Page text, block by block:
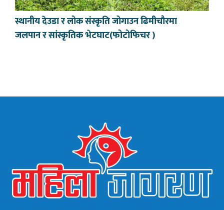
स्थानीय देउडा र लोक संस्कृति जोगाउन ढिमीचौरमा
जलपान र सांस्कृतिक भेटघाट(फोटोफिचर )